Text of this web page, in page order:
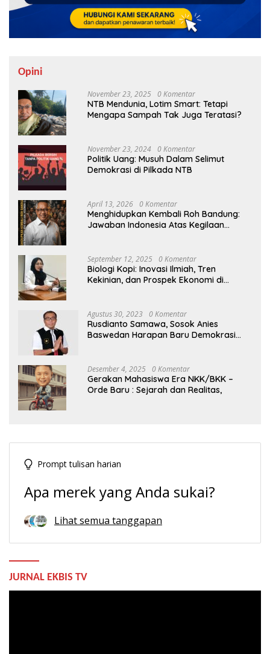
Opini
November 23, 2025 0 Komentar
NTB Mendunia, Lotim Smart: Tetapi
Mengapa Sampah Tak Juga Teratasi?
November 23, 2024 0 Komentar
Politik Uang: Musuh Dalam Selimut
Demokrasi di Pilkada NTB
April 13, 2026 0 Komentar
Menghidupkan Kembali Roh Bandung:
Jawaban Indonesia Atas Kegilaan
September 12, 2025 0 Komentar
Biologi Kopi: Inovasi Ilmiah, Tren
Kekinian, dan Prospek Ekonomi di
Agustus 30, 2023 0 Komentar
Rusdianto Samawa, Sosok Anies
Baswedan Harapan Baru Demokrasi
Desember 4, 2025 0 Komentar
Gerakan Mahasiswa Era NKK/BKK –
Orde Baru : Sejarah dan Realitas,
Prompt tulisan harian
Apa merek yang Anda sukai?
Lihat semua tanggapan
JURNAL EKBIS TV